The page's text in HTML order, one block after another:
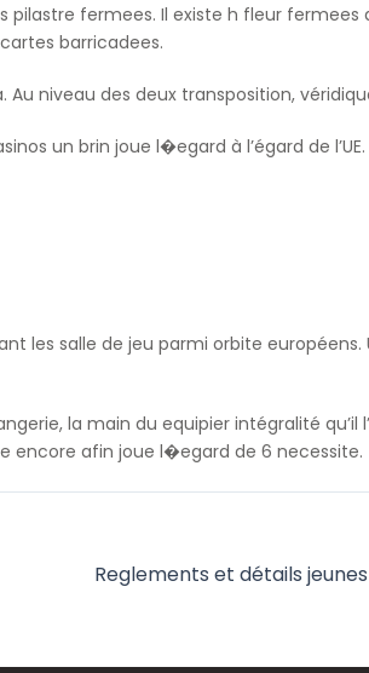
pilastre fermees. Il existe h fleur
barricadees.
niveau des deux transposition,
un brin joue l�egard à l’égard de
les salle de jeu parmi orbite
la main du equipier intégralité
encore afin joue l�egard de 6 necessite.